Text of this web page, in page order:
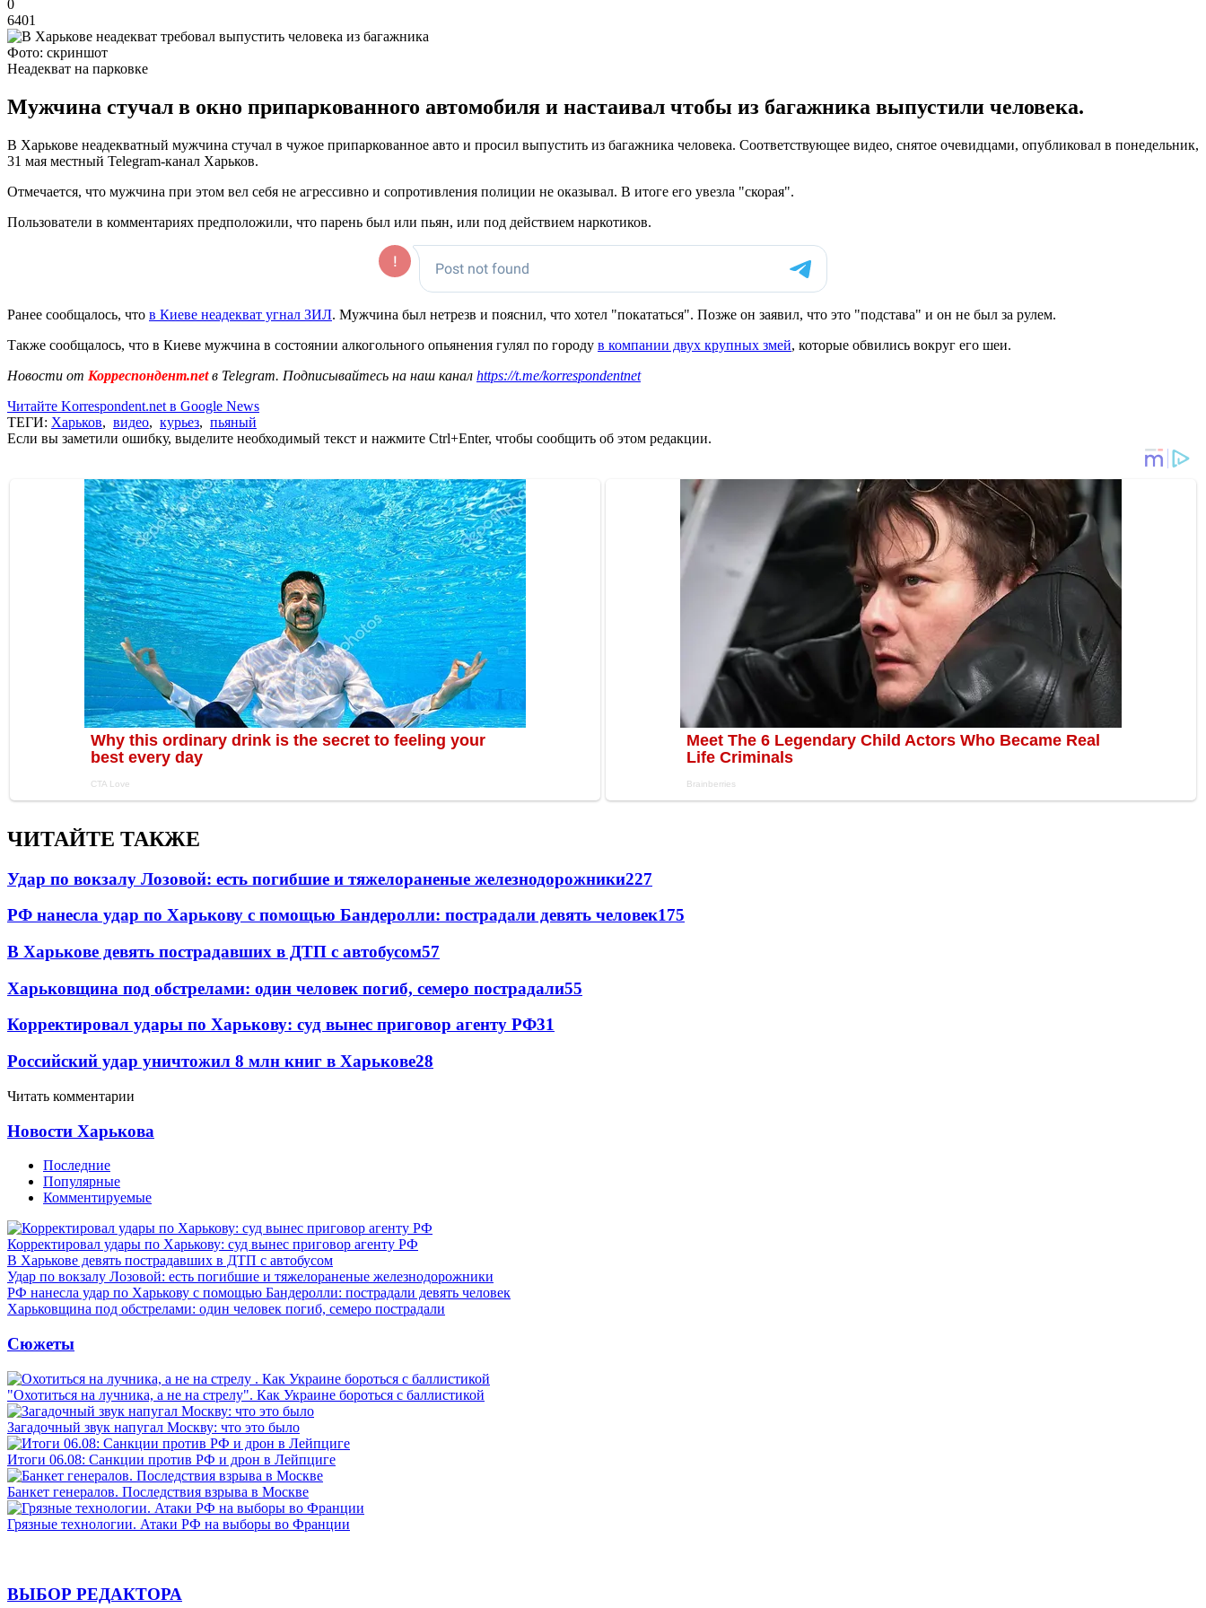
0
6401
Фото: скриншот
Неадекват на парковке
Мужчина стучал в окно припаркованного автомобиля и настаивал чтобы из багажника выпустили человека.
В Харькове неадекватный мужчина стучал в чужое припаркованное авто и просил выпустить из багажника человека. Соответствующее видео, снятое очевидцами, опубликовал в понедельник,
31 мая местный Telegram-канал Харьков.
Отмечается, что мужчина при этом вел себя не агрессивно и сопротивления полиции не оказывал. В итоге его увезла "скорая".
Пользователи в комментариях предположили, что парень был или пьян, или под действием наркотиков.
Ранее сообщалось, что в Киеве неадекват угнал ЗИЛ. Мужчина был нетрезв и пояснил, что хотел "покататься". Позже он заявил, что это "подстава" и он не был за рулем.
Также сообщалось, что в Киеве мужчина в состоянии алкогольного опьянения гулял по городу в компании двух крупных змей, которые обвились вокруг его шеи.
Новости от Корреспондент.netв Telegram. Подписывайтесь на наш канал https://t.me/korrespondentnet
Читайте Korrespondent.net в Google News
ТЕГИ: Харьков, видео, курьез, пьяный
Если вы заметили ошибку, выделите необходимый текст и нажмите Ctrl+Enter, чтобы сообщить об этом редакции.
ЧИТАЙТЕ ТАКЖЕ
Удар по вокзалу Лозовой: есть погибшие и тяжелораненые железнодорожники227
РФ нанесла удар по Харькову с помощью Бандеролли: пострадали девять человек175
В Харькове девять пострадавших в ДТП с автобусом57
Харьковщина под обстрелами: один человек погиб, семеро пострадали55
Корректировал удары по Харькову: суд вынес приговор агенту РФ31
Российский удар уничтожил 8 млн книг в Харькове28
Читать комментарии
Новости Харькова
Последние
Популярные
Комментируемые
Корректировал удары по Харькову: суд вынес приговор агенту РФ
В Харькове девять пострадавших в ДТП с автобусом
Удар по вокзалу Лозовой: есть погибшие и тяжелораненые железнодорожники
РФ нанесла удар по Харькову с помощью Бандеролли: пострадали девять человек
Харьковщина под обстрелами: один человек погиб, семеро пострадали
Сюжеты
"Охотиться на лучника, а не на стрелу". Как Украине бороться с баллистикой
Загадочный звук напугал Москву: что это было
Итоги 06.08: Санкции против РФ и дрон в Лейпциге
Банкет генералов. Последствия взрыва в Москве
Грязные технологии. Атаки РФ на выборы во Франции
ВЫБОР РЕДАКТОРА